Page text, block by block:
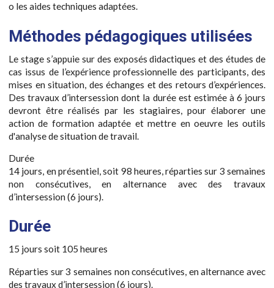
o les aides techniques adaptées.
Méthodes pédagogiques utilisées
Le stage s’appuie sur des exposés didactiques et des études de
cas issus de l’expérience professionnelle des participants, des
mises en situation, des échanges et des retours d’expériences.
Des travaux d’intersession dont la durée est estimée à 6 jours
devront être réalisés par les stagiaires, pour élaborer une
action de formation adaptée et mettre en oeuvre les outils
d'analyse de situation de travail.
Durée
14 jours, en présentiel, soit 98 heures, réparties sur 3 semaines
non consécutives, en alternance avec des travaux
d’intersession (6 jours).
Durée
15 jours soit 105 heures
Réparties sur 3 semaines non consécutives, en alternance avec
des travaux d’intersession (6 jours).